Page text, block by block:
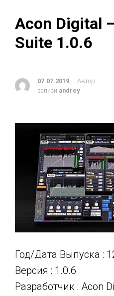
Acon Digital
Suite 1.0.6
07.07.2019
Автор
записи andrey
Год/Дата Выпуска :
Версия : 1.0.6
Разработчик : Acon